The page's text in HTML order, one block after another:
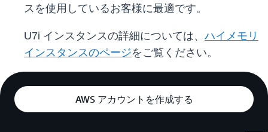
スを使用しているお客様に最適です。
U7i インスタンスの詳細については、 ハイメモリ
インスタンスのページをご覧ください。
AWS アカウントを作成する